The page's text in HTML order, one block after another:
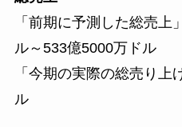
「前期に予測した総売上
ル～533億5000万ドル
「今期の実際の総売り上
ル